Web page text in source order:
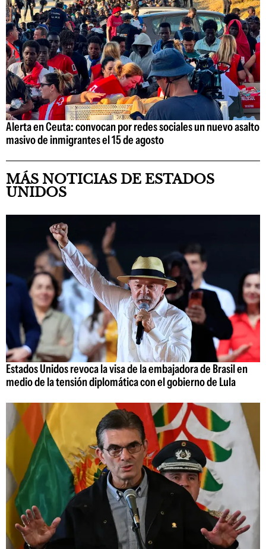
Alerta en Ceuta: convocan por redes sociales un nuevo asalto
masivo de inmigrantes el 15 de agosto
MÁS NOTICIAS DE ESTADOS
UNIDOS
Estados Unidos revoca la visa de la embajadora de Brasil en
medio de la tensión diplomática con el gobierno de Lula